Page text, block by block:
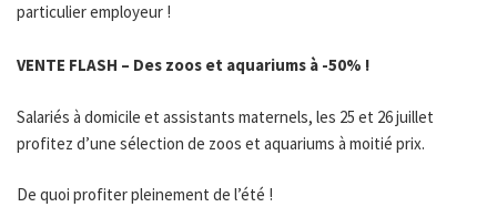
particulier employeur !
VENTE FLASH – Des zoos et aquariums à -50% !
Salariés à domicile et assistants maternels, les 25 et 26 juillet
profitez d’une sélection de zoos et aquariums à moitié prix.
De quoi profiter pleinement de l’été !